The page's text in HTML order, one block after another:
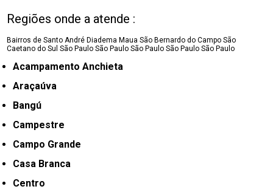
Regiões onde a atende :
Bairros de Santo André Diadema Maua São Bernardo do Campo São
Caetano do SulSão Paulo São Paulo São Paulo São Paulo São Paulo
Acampamento Anchieta
Araçaúva
Bangú
Campestre
Campo Grande
Casa Branca
Centro